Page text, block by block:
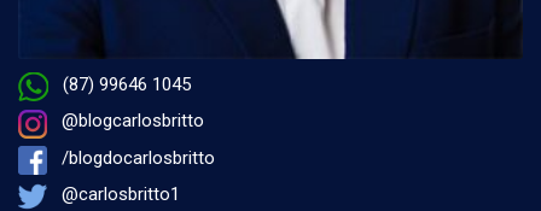
(87) 99646 1045
@blogcarlosbritto
/blogdocarlosbritto
@carlosbritto1